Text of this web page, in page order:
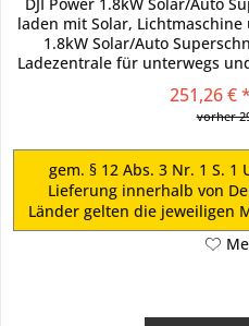
DJI Power 1.8kW Solar/Auto
laden mit Solar, Lichtmaschine
1.8kW Solar/Auto
Ladezentrale für unterwegs
251,26 € *
vorher
gem. § 12 Abs. 3 Nr. 1 S. 1
Lieferung innerhalb von
Länder gelten die jeweiligen